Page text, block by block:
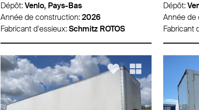
Dépôt:Venlo, Pays-Bas
Année de construction:2026
Fabricant d'essieux:Schmitz ROTOS
Dépôt:
Année de
Fabricant